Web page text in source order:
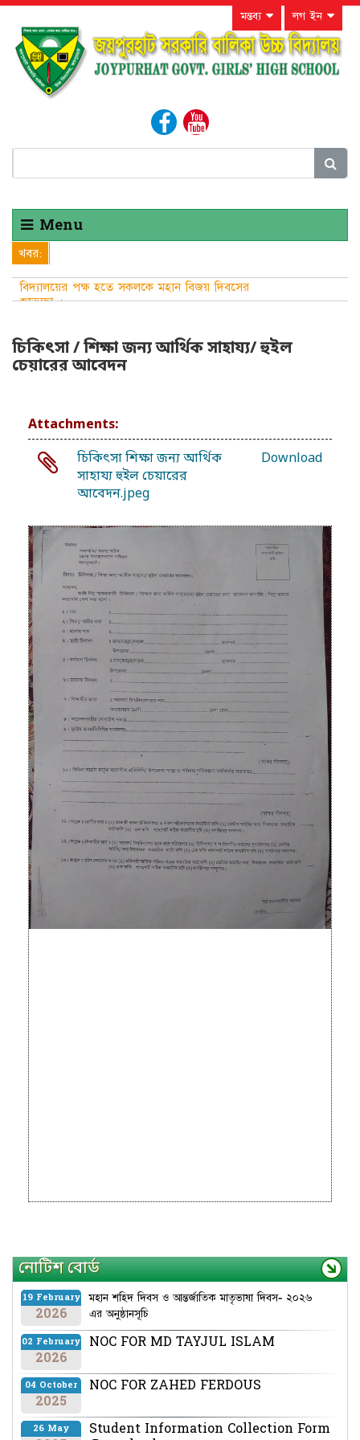
মন্তব্য লগ ইন
Menu
খবর:
বিদ্যালয়ের পক্ষ হতে সকলকে মহান বিজয় দিবসের
শুভেচ্ছা ।
চিকিৎসা / শিক্ষা জন্য আর্থিক সাহায্য/ হুইল
চেয়ারের আবেদন
Attachments:
চিকিৎসা শিক্ষা জন্য আর্থিক
সাহায্য হুইল চেয়ারের
আবেদন.jpeg
Download
নোটিশ বোর্ড
19 February
2026
মহান শহিদ দিবস ও আন্তর্জাতিক মাতৃভাষা দিবস- ২০২৬
এর অনুষ্ঠানসূচি
02 February
2026
NOC FOR MD TAYJUL ISLAM
04 October
2025
NOC FOR ZAHED FERDOUS
26 May
Student Information Collection Form